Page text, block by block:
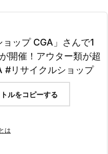
ップ CGA」さんで1
開催！アウター類が超
#リサイクルショップ
ルをコピーする
は